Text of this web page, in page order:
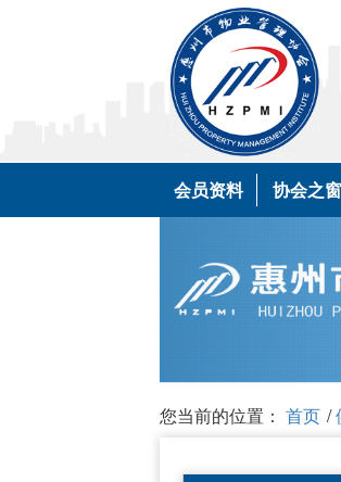
会员资料 协会之窗
您当前的位置： 首页 /